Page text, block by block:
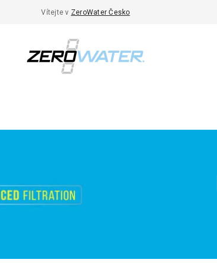
Vítejte v ZeroWater Česko